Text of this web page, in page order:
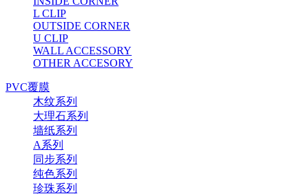
L CLIP
OUTSIDE CORNER
U CLIP
WALL ACCESSORY
OTHER ACCESORY
PVC覆膜
木纹系列
大理石系列
墙纸系列
A系列
同步系列
纯色系列
珍珠系列